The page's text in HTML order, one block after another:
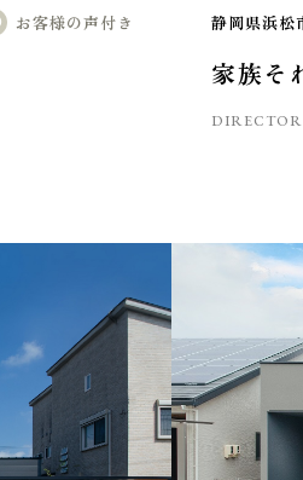
お客様の声付き 静岡県浜
家族そ